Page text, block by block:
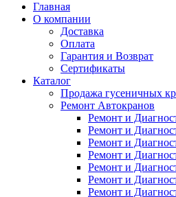
Главная
О компании
Доставка
Оплата
Гарантия и Возврат
Сертификаты
Каталог
Продажа гусеничных
Ремонт Автокранов
Ремонт и
Ремонт и
Ремонт и
Ремонт и
Ремонт и
Ремонт и
Ремонт и